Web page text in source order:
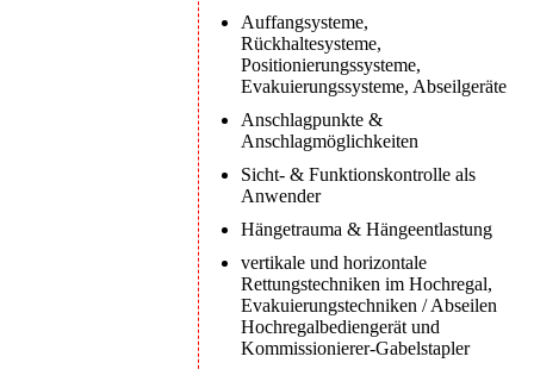
Auffangsysteme,
Rückhaltesysteme,
Positionierungssysteme,
Evakuierungssysteme, Abseilgeräte
Anschlagpunkte &
Anschlagmöglichkeiten
Sicht- & Funktionskontrolle als
Anwender
Hängetrauma & Hängeentlastung
vertikale und horizontale
Rettungstechniken im Hochregal,
Evakuierungstechniken / Abseilen
Hochregalbediengerät und
Kommissionierer-Gabelstapler